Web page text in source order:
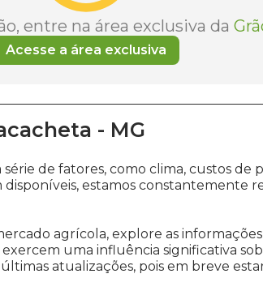
entre na área exclusiva da
Acesse a área exclusiva
- MG
de fatores, como clima, custos
disponíveis, estamos constantemente
agrícola, explore as
exercem uma influência significativa
atualizações, pois em breve